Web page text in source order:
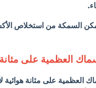
السمكة من استخلاص
العظمية على
العظمية على مثانة هوائية